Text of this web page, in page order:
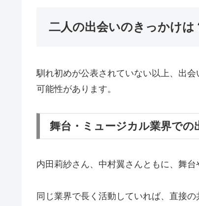
二人の出会いのきっかけは
馴れ初めが公表されていない以上、出
可能性があります。
舞台・ミュージカル業界での
内田莉紗さん、中村翼さんともに、舞
同じ業界で長く活動していれば、直接